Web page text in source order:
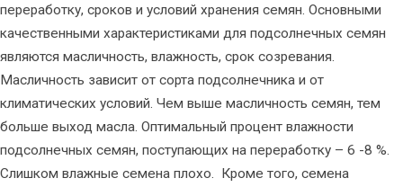
переработку, сроков и условий хранения семян. Основными
качественными характеристиками для подсолнечных семян
являются масличность, влажность, срок созревания.
Масличность зависит от сорта подсолнечника и от
климатических условий. Чем выше масличность семян, тем
больше выход масла. Оптимальный процент влажности
подсолнечных семян, поступающих на переработку – 6 -8 %.
Слишком влажные семена плохо. Кроме того, семена